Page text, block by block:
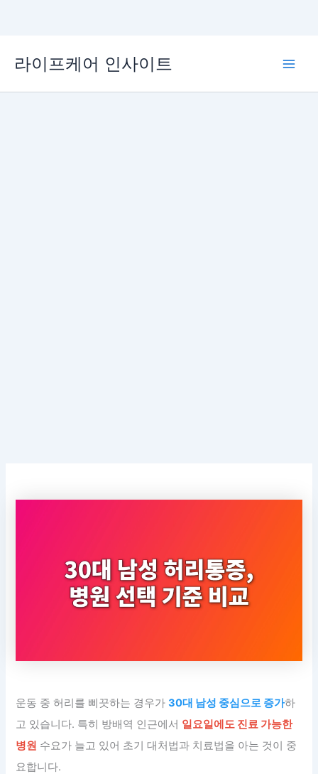
로
라이프케어 인사이트
운동 중 허리를 삐끗하는 경우가30대 남성 중심으로 증가하
고 있습니다. 특히 방배역 인근에서 일요일에도 진료 가능한
병원 수요가 늘고 있어 초기 대처법과 치료법을 아는 것이 중
요합니다.